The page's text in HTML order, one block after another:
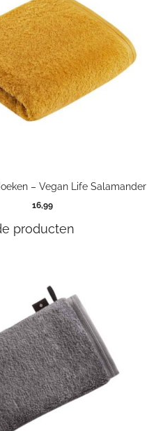
– Vegan Life Salamander
16,99
producten